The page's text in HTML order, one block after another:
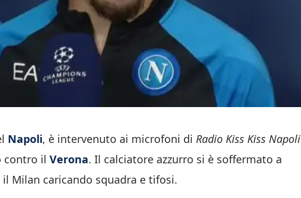
Napoli, è intervenuto ai microfoni di Radio Kiss Kiss Napoli
contro il Verona. Il calciatore azzurro si è soffermato a
Milan caricando squadra e tifosi.